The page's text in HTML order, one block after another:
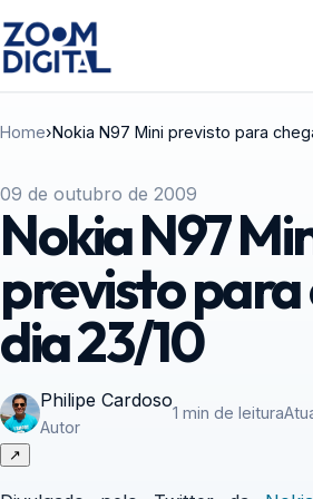
Home›Nokia N97 Mini previsto para
09 de outubro de 2009
Nokia N97
previsto
dia 23/10
Philipe Cardoso
Autor
1 min de leitura
↗